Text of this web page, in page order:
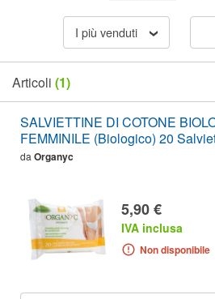
I più venduti
Articoli (1)
SALVIETTINE DI COTONE
FEMMINILE (Biologico) 20
daOrganyc
5,90 €
IVA inclusa
Non disponibile